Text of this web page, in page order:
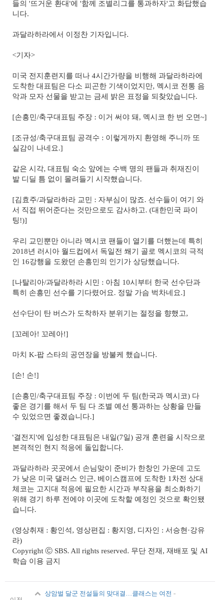
들의 '뜨거운 환대'에 '함께 조별리그를 통과하자'고 화답했습
니다.
과달라하라에서 이정찬 기자입니다.
<기자>
미국 전지훈련지를 떠나 4시간가량을 비행해 과달라하라에
도착한 대표팀은 다소 피곤한 기색이었지만, 멕시코 전통 음
악과 모자 선물을 받고는 금세 밝은 표정을 되찾았습니다.
[손흥민/축구대표팀 주장 : 이거 써야 돼, 멕시코 한 번 오면~]
[조규성/축구대표팀 공격수 : 이렇게까지 환영해 주니까 또
실감이 나네요.]
같은 시각, 대표팀 숙소 앞에는 수백 명의 팬들과 취재진이
발 디딜 틈 없이 몰려들기 시작했습니다.
[김효주/과달라하라 교민 : 자부심이 많죠. 선수들이 여기 와
서 직접 뛰어준다는 것만으로도 감사하고. (대한민국 파이
팅!)]
우리 교민뿐만 아니라 멕시코 팬들이 열기를 더했는데 특히
2018년 러시아 월드컵에서 독일전 쐐기 골로 멕시코의 극적
인 16강행을 도왔던 손흥민의 인기가 상당했습니다.
[나탈리아/과달라하라 시민 : 아침 10시부터 한국 선수단과
특히 손흥민 선수를 기다렸어요. 정말 가슴 벅차네요.]
선수단이 탄 버스가 도착하자 분위기는 절정을 향했고,
[꼬레아! 꼬레아!]
마치 K-팝 스타의 공연장을 방불케 했습니다.
[손! 손!]
[손흥민/축구대표팀 주장 : 이번에 두 팀(한국과 멕시코) 다
좋은 경기를 해서 두 팀 다 조별 예선 통과하는 상황을 만들
수 있었으면 좋겠습니다.]
'결전지'에 입성한 대표팀은 내일(7일) 공개 훈련을 시작으로
본격적인 현지 적응에 돌입합니다.
과달라하라 곳곳에서 손님맞이 준비가 한창인 가운데 고도
가 낮은 미국 댈러스 인근, 베이스캠프에 도착한 1차전 상대
체코는 고지대 적응에 필요한 시간과 부작용을 최소화하기
위해 경기 하루 전에야 이곳에 도착할 예정인 것으로 확인됐
습니다.
(영상취재 : 황인석, 영상편집 : 황지영, 디자인 : 서승현·강유
라)
Copyright Ⓒ SBS. All rights reserved. 무단 전재, 재배포 및 AI
학습 이용 금지
상암벌 달군 전설들의 맞대결…클래스는 여전 -